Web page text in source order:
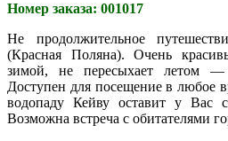
Номер заказа: 001017
Не продолжительное
(Красная Поляна). Очень
зимой, не пересыхает летом —
Доступен для посещение в любое
водопаду Кейву оставит у Вас
Возможна встреча с обитателями